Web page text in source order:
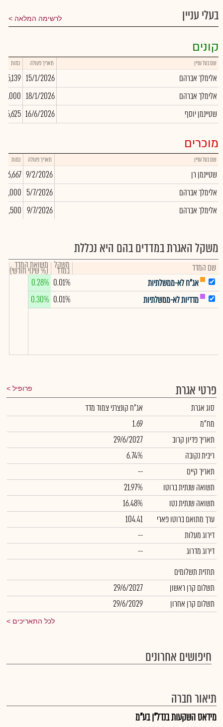
בעלי עניין לרשימה המלאה
קונים
שם בעל עניין תאריך פעולה כמות
אלימלך אברהם 15/1/2026
5,139
אלימלך אברהם
18/1/2026
10,000
שטיינמן יוסף
16/6/2026
מוכרים
שם בעל עניין תאריך פעולה כמות
שטיינמן רן 9/2/2026
אלימלך אברהם
5/7/2026
אלימלך אברהם
9/7/2026
-1,500
משקל האגרת במדדים בהם היא נכללת
שם המדד משקל
במדד תשואת המדד
(% שינוי חודשי)
אג"ח לא-ממשלתיות
0.01%
0.28%
מדדיות לא-ממשלתיות
0.01%
0.30%
פרטי אגרת פרופיל
סוג אגרת
אג"ח קונצרני צמוד מדד
מח"מ
1.69
תאריך פדיון קרוב
29/6/2027
ריבית נקובה
6.74%
תאריך קיים
--
תשואה שנתית ברוטו
21.97%
תשואה שנתית נטו
16.48%
ערך מתואם ברוטו פארי
104.41
דירוג מעלות
--
דירוג מדרוג
--
תחזית תשלומים
תשלום קרן ראשון
29/6/2027
תשלום קרן אחרון
29/6/2029
לכל התאריכים
חיפושים אחרונים
תיאור חברה
מידאס השקעות בנדל"ן בע"מ